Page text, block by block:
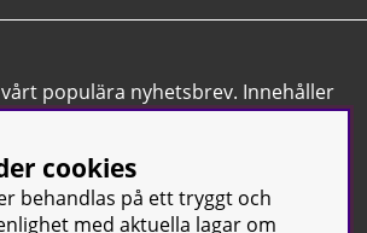
populära nyhetsbrev. Innehåller
allra bästa erbjudanden.
cookies
behandlas på ett tryggt och
med aktuella lagar om